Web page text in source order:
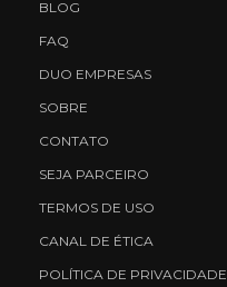
BLOG
FAQ
DUO EMPRESAS
SOBRE
CONTATO
SEJA PARCEIRO
TERMOS DE USO
CANAL DE ÉTICA
POLÍTICA DE PRIVACIDADE